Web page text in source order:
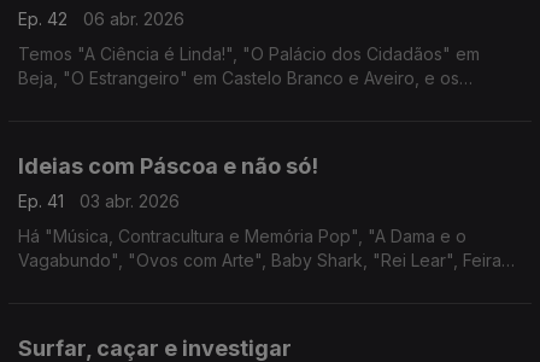
Ep. 42
06 abr. 2026
Temos "A Ciência é Linda!", "O Palácio dos Cidadãos" em
Beja, "O Estrangeiro" em Castelo Branco e Aveiro, e os
Ideias com Páscoa e não só!
Ep. 41
03 abr. 2026
Há "Música, Contracultura e Memória Pop", "A Dama e o
Vagabundo", "Ovos com Arte", Baby Shark, "Rei Lear", Feiras
Surfar, caçar e investigar